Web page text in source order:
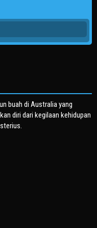
buah di Australia yang
diri dari kegilaan kehidupan